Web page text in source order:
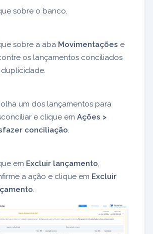
sobre o banco.
sobre a aba Movimentações e
os lançamentos conciliados
duplicidade.
um dos lançamentos para
e clique em Ações >
conciliação
em Excluir lançamento
a ação e clique em Excluir